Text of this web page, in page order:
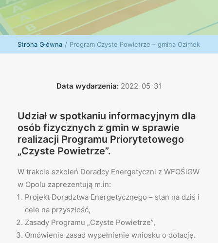
Kontakt
Wyszukiwanie
Strona Główna Program Czyste Powietrze – gmina Ozimek
Data wydarzenia:2022-05-31
Udział w spotkaniu informacyjnym dla
osób fizycznych z gmin w sprawie
realizacji Programu Priorytetowego
„Czyste Powietrze”.
W trakcie szkoleń Doradcy Energetyczni z WFOŚiGW
w Opolu zaprezentują m.in:
Projekt Doradztwa Energetycznego – stan na dziś i
cele na przyszłość,
Zasady Programu „Czyste Powietrze”,
Omówienie zasad wypełnienie wniosku o dotację.